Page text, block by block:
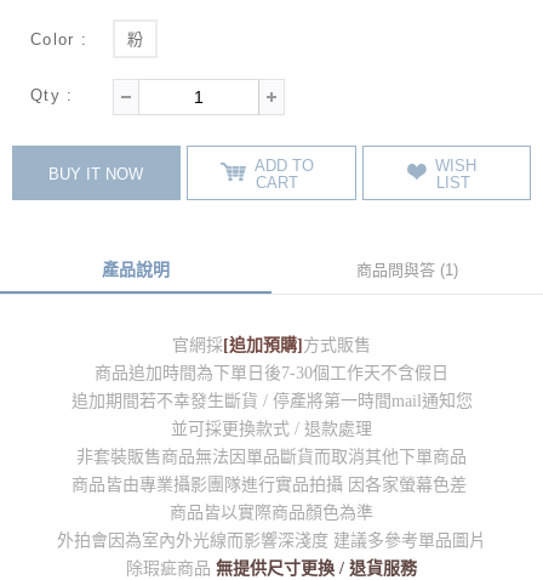
Color : 粉
Qty :
BUY IT NOW
ADD TO
CART
WISH
LIST
產品說明 商品問與答 (1)
官網採 [追加預購] 方式販售
商品追加時間為下單日後7-30個工作天不含假日
追加期間若不幸發生斷貨 / 停產將第一時間mail通知您
並可採更換款式 / 退款處理
非套裝販售商品無法因單品斷貨而取消其他下單商品
商品皆由專業攝影團隊進行實品拍攝 因各家螢幕色差
商品皆以實際商品顏色為準
外拍會因為室內外光線而影響深淺度 建議多參考單品圖片
除瑕疵商品 無提供尺寸更換 / 退貨服務